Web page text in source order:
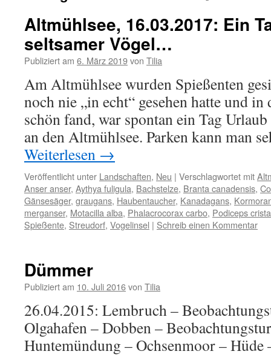
Altmühlsee, 16.03.2017: Ein
seltsamer Vögel…
Publiziert am 6. März 2019von Tilia
Am Altmühlsee wurden Spießenten
noch nie „in echt“ gesehen hatte und
schön fand, war spontan ein Tag
an den Altmühlsee. Parken kann man
Weiterlesen →
Veröffentlicht unter Landschaften, Neu | Verschlagwortet mit
Anser anser, Aythya fuligula, Bachstelze, Branta canadensis,
Gänsesäger, graugans, Haubentaucher, Kanadagans,
merganser, Motacilla alba, Phalacrocorax carbo, Podiceps
Spießente, Streudorf, Vogelinsel | Schreib einen Kommentar
Dümmer
Publiziert am 10. Juli 2016von Tilia
26.04.2015: Lembruch –
Olgahafen – Dobben –
Huntemündung – Ochsenmoor – Hüde